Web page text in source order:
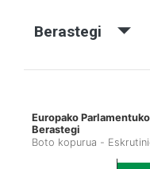
Berastegi
Europako
Berastegi
Boto kopurua -